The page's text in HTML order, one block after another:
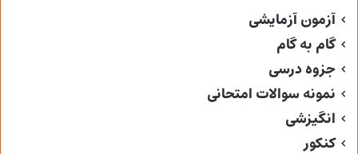
آزمون آزمایشی
گام به گام
جزوه درسی
نمونه سوالات امتحانی
انگیزشی
کنکور